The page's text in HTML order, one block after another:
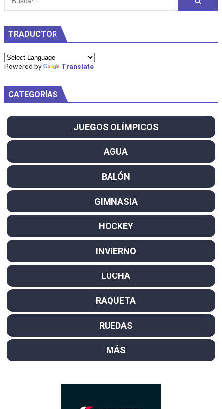
TRADUCTOR
Powered by Translate
CATEGORÍAS
JUEGOS OLÍMPICOS
AGUA
BALÓN
GIMNASIA
HOCKEY
INVIERNO
LUCHA
RAQUETA
RUEDAS
MÁS